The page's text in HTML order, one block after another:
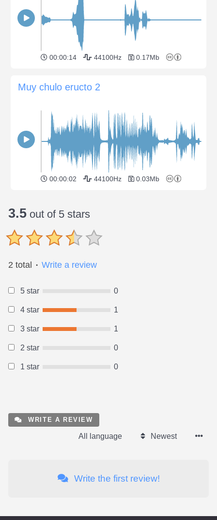
00:00:14 44100Hz 0.17Mb
Muy chulo eructo 2
00:00:02 44100Hz 0.03Mb
3.5 out of 5 stars
2 total ● Write a review
5 star 0
4 star 1
3 star 1
2 star 0
1 star 0
WRITE A REVIEW
All language Newest
Write the first review!